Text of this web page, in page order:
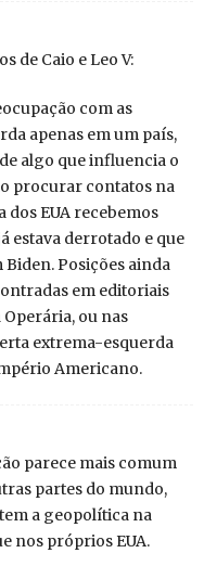
de Caio e Leo V:
com as
apenas em um país,
algo que influencia o
procurar contatos na
EUA recebemos
estava derrotado e que
Posições ainda
em editoriais
Operária, ou nas
extrema-esquerda
Americano.
parece mais comum
partes do mundo,
a geopolítica na
nos próprios EUA.